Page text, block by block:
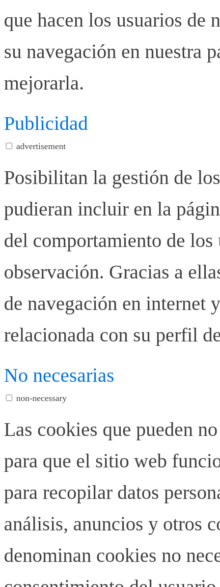
que hacen los usuarios de
su navegación en nuestra
mejorarla.
Publicidad
advertisement
Posibilitan la gestión de
pudieran incluir en la
del comportamiento de los
observación. Gracias a
de navegación en internet
relacionada con su perfil
No necesarias
non-necessary
Las cookies que pueden
para que el sitio web
para recopilar datos
análisis, anuncios y otros
denominan cookies no